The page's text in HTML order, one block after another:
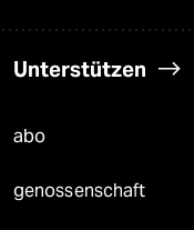
Unterstützen
abo
genossenschaft